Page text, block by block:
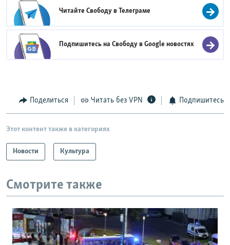
Читайте Свободу вТелеграме
Подпишитесь на Свободу вGoogle новостях
Поделиться Читать без VPN Подпишитесь
Этот контент также в категориях
Новости Культура
Смотрите также